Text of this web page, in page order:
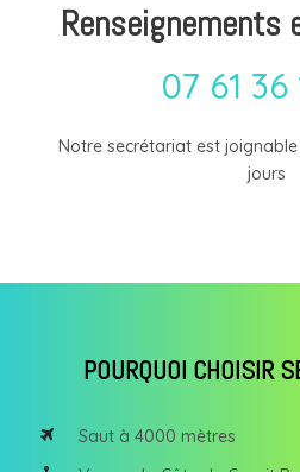
Renseignements
07 61 36
Notre secrétariat est joignable
jours
POURQUOI CHOISIR
Saut à 4000 mètres